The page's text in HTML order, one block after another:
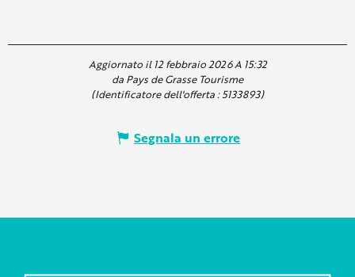
Aggiornato il 12 febbraio 2026 A 15:32
da Pays de Grasse Tourisme
(Identificatore dell'offerta :5133893)
Segnala un errore